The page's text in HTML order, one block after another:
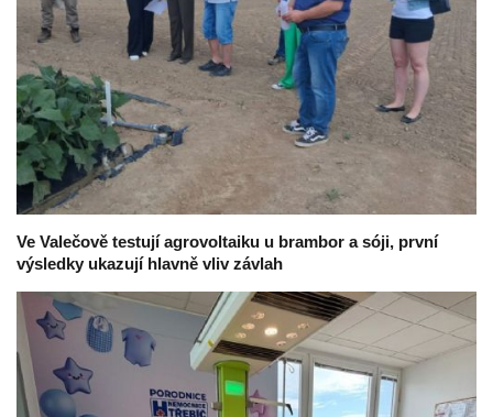
Ve Valečově testují agrovoltaiku u brambor a sóji, první
výsledky ukazují hlavně vliv závlah